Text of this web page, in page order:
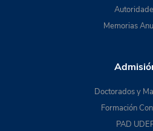
Memorias
Doctorados y
Formación
PAD